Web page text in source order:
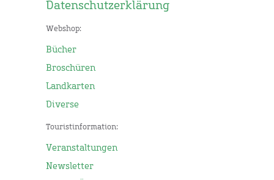
Datenschutzerklärung
Webshop:
Bücher
Broschüren
Landkarten
Diverse
Touristinformation:
Veranstaltungen
Newsletter